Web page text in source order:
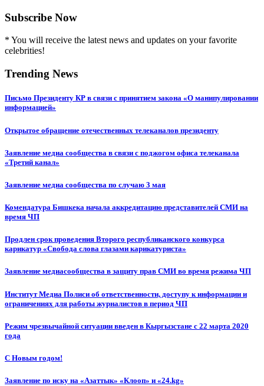
Subscribe Now
* You will receive the latest news and updates on your favorite
celebrities!
Trending News
Письмо Президенту КР в связи с принятием закона «О манипулировании
информацией»
Открытое обращение отечественных телеканалов президенту
Заявление медиа сообщества в связи с поджогом офиса телеканала
«Третий канал»
Заявление медиа сообщества по случаю 3 мая
Комендатура Бишкека начала аккредитацию представителей СМИ на
время ЧП
Продлен срок проведения Второго республиканского конкурса
карикатур «Свобода слова глазами карикатуриста»
Заявление медиасообщества в защиту прав СМИ во время режима ЧП
Институт Медиа Полиси об ответственности, доступу к информации и
ограничениях для работы журналистов в период ЧП
Режим чрезвычайной ситуации введен в Кыргызстане с 22 марта 2020
года
С Новым годом!
Заявление по иску на «Азаттык» «Клооп» и «24.kg»